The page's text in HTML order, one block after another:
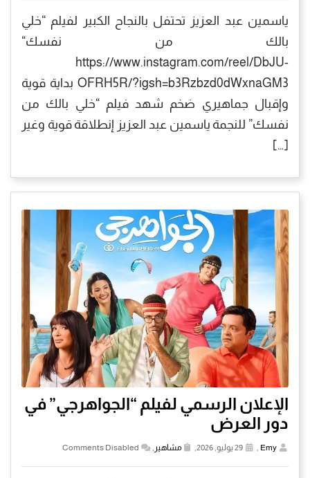
ياسمين عبد العزيز تحتفل بالنجاح الكبير لفيلم “خلي
بالك من نفسك“
https://www.instagram.com/reel/DbJU-
OFRH5R/?igsh=b3Rzbzd0dWxnaGM3 بداية قوية
وإقبال جماهيري ضخم شهد فيلم “خلي بالك من
نفسك” للنجمة ياسمين عبد العزيز إنطلاقة قوية وغير
[…]
الإعلان الرسمي لفيلم “الجواهرجي” في
دور العرض
Emy
, مشاهير ,
Comments Disabled